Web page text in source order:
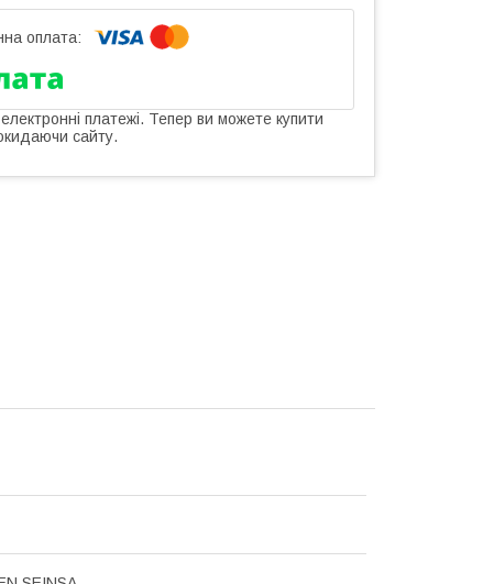
електронні платежі. Тепер ви можете купити
сайту.